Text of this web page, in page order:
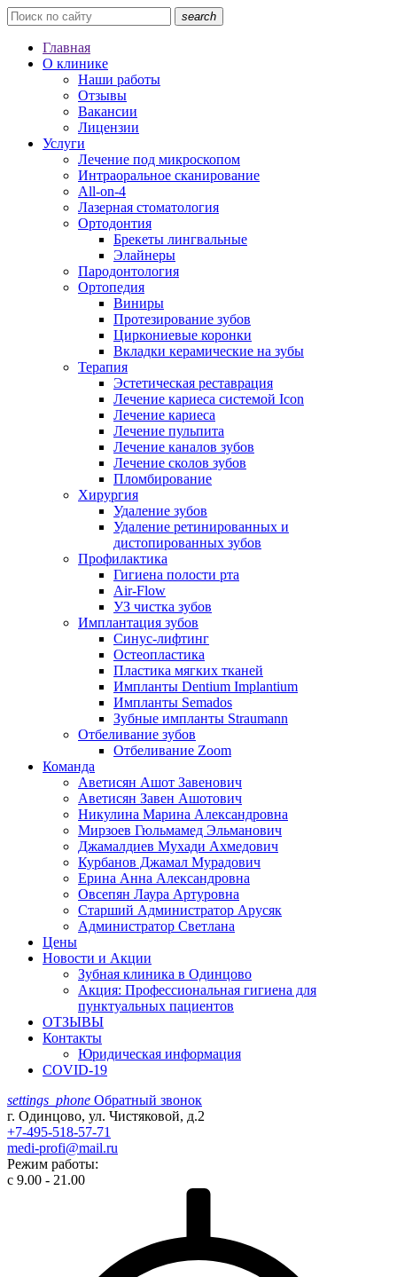
search
Главная
О клинике
Наши работы
Отзывы
Вакансии
Лицензии
Услуги
Лечение под микроскопом
Интраоральное сканирование
All-on-4
Лазерная стоматология
Ортодонтия
Брекеты лингвальные
Элайнеры
Пародонтология
Ортопедия
Виниры
Протезирование зубов
Циркониевые коронки
Вкладки керамические на зубы
Терапия
Эстетическая реставрация
Лечение кариеса системой Icon
Лечение кариеса
Лечение пульпита
Лечение каналов зубов
Лечение сколов зубов
Пломбирование
Хирургия
Удаление зубов
Удаление ретинированных и
дистопированных зубов
Профилактика
Гигиена полости рта
Air-Flow
УЗ чистка зубов
Имплантация зубов
Синус-лифтинг
Остеопластика
Пластика мягких тканей
Импланты Dentium Implantium
Импланты Semados
Зубные импланты Straumann
Отбеливание зубов
Отбеливание Zoom
Команда
Аветисян Ашот Завенович
Аветисян Завен Ашотович
Никулина Марина Александровна
Мирзоев Гюльмамед Эльманович
Джамалдиев Мухади Ахмедович
Курбанов Джамал Мурадович
Ерина Анна Александровна
Овсепян Лаура Артуровна
Старший Администратор Арусяк
Администратор Светлана
Цены
Новости и Акции
Зубная клиника в Одинцово
Акция: Профессиональная гигиена для
пунктуальных пациентов
ОТЗЫВЫ
Контакты
Юридическая информация
COVID-19
settings_phone Обратный звонок
г. Одинцово, ул. Чистяковой, д.2
+7-495-518-57-71
medi-profi@mail.ru
Режим работы:
с 9.00 - 21.00